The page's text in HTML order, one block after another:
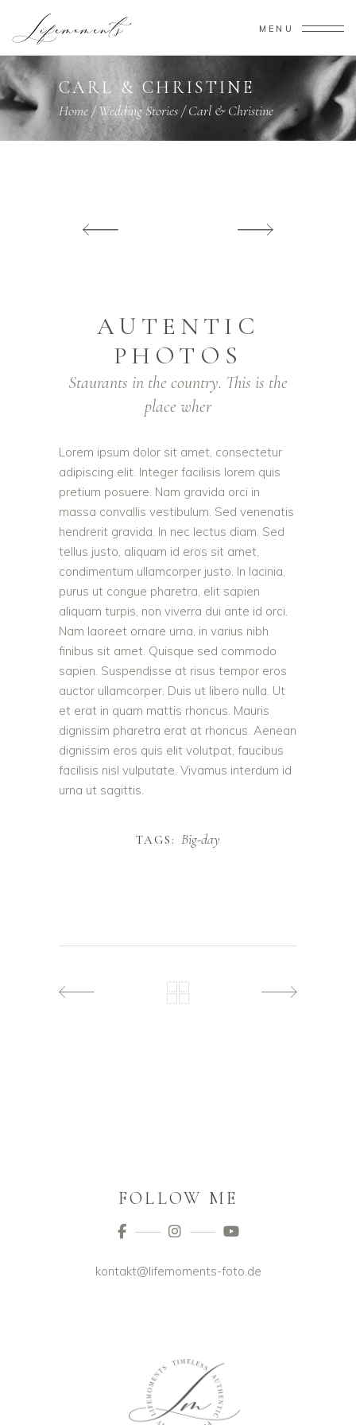
MENU
CARL & CHRISTINE
Home/Wedding Stories/Carl & Christine
AUTENTIC
PHOTOS
Staurants in the country. This is the
place wher
Lorem ipsum dolor sit amet, consectetur
adipiscing elit. Integer facilisis lorem quis
pretium posuere. Nam gravida orci in
massa convallis vestibulum. Sed venenatis
hendrerit gravida. In nec lectus diam. Sed
tellus justo, aliquam id eros sit amet,
condimentum ullamcorper justo. In lacinia,
purus ut congue pharetra, elit sapien
aliquam turpis, non viverra dui ante id orci.
Nam laoreet ornare urna, in varius nibh
finibus sit amet. Quisque sed commodo
sapien. Suspendisse at risus tempor eros
auctor ullamcorper. Duis ut libero nulla. Ut
et erat in quam mattis rhoncus. Mauris
dignissim pharetra erat at rhoncus. Aenean
dignissim eros quis elit volutpat, faucibus
facilisis nisl vulputate. Vivamus interdum id
urna ut sagittis.
TAGS: Big-day
FOLLOW ME
kontakt@lifemoments-foto.de